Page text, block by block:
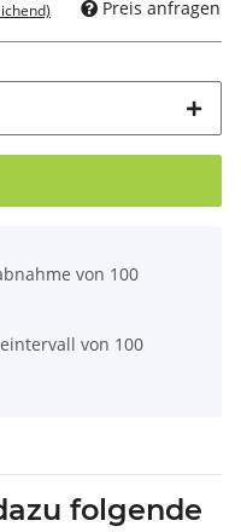
Preis anfragen
von 100
von 100
folgende